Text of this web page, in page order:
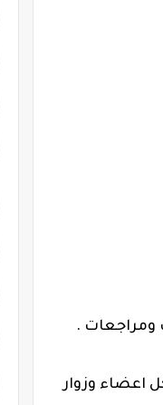
ومراجعات .
اعضاء وزوار